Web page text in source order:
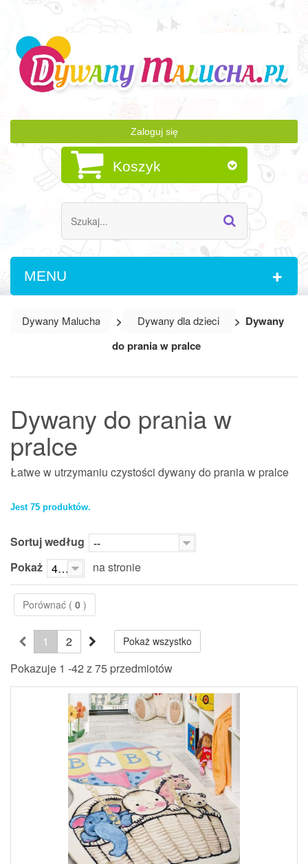
Zaloguj się
Koszyk
MENU
Dywany Malucha > Dywany dla dzieci > Dywany
do prania w pralce
Dywany do prania w
pralce
Łatwe w utrzymaniu czystości dywany do prania w pralce
Jest 75 produktów.
Sortuj według
--
Pokaż
42 na stronie
Porównać ( 0 )
Pokaż wszystko
1
2
Pokazuje 1 -42 z 75 przedmiotów